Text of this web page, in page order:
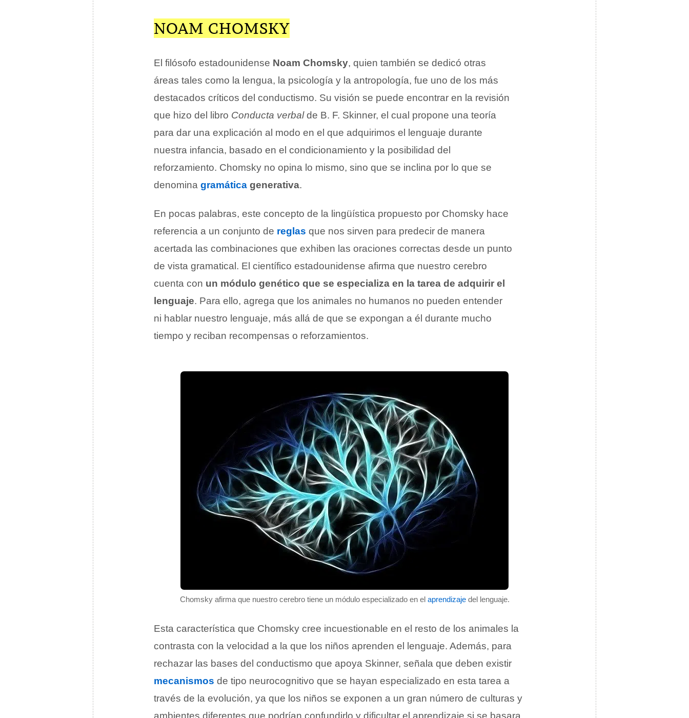
NOAM CHOMSKY
El filósofo estadounidense Noam Chomsky, quien también se dedicó otras
áreas tales como la lengua, la psicología y la antropología, fue uno de los más
destacados críticos del conductismo. Su visión se puede encontrar en la revisión
que hizo del libro Conducta verbalde B. F. Skinner, el cual propone una teoría
para dar una explicación al modo en el que adquirimos el lenguaje durante
nuestra infancia, basado en el condicionamiento y la posibilidad del
reforzamiento. Chomsky no opina lo mismo, sino que se inclina por lo que se
denomina gramática generativa.
En pocas palabras, este concepto de la lingüística propuesto por Chomsky hace
referencia a un conjunto de reglas que nos sirven para predecir de manera
acertada las combinaciones que exhiben las oraciones correctas desde un punto
de vista gramatical. El científico estadounidense afirma que nuestro cerebro
cuenta con un módulo genético que se especializa en la tarea de adquirir el
lenguaje. Para ello, agrega que los animales no humanos no pueden entender
ni hablar nuestro lenguaje, más allá de que se expongan a él durante mucho
tiempo y reciban recompensas o reforzamientos.
Chomsky afirma que nuestro cerebro tiene un módulo especializado en el aprendizajedel lenguaje.
Esta característica que Chomsky cree incuestionable en el resto de los animales la
contrasta con la velocidad a la que los niños aprenden el lenguaje. Además, para
rechazar las bases del conductismo que apoya Skinner, señala que deben existir
mecanismos de tipo neurocognitivo que se hayan especializado en esta tarea a
través de la evolución, ya que los niños se exponen a un gran número de culturas y
ambientes diferentes que podrían confundirlo y dificultar el aprendizaje si se basara